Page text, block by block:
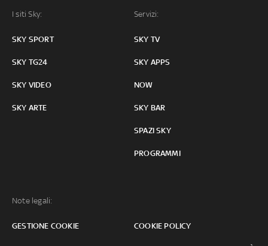
I siti Sky:
SKY SPORT
SKY TG24
SKY VIDEO
SKY ARTE
Servizi:
SKY TV
SKY APPS
NOW
SKY BAR
SPAZI SKY
PROGRAMMI
Note legali:
GESTIONE COOKIE COOKIE POLICY